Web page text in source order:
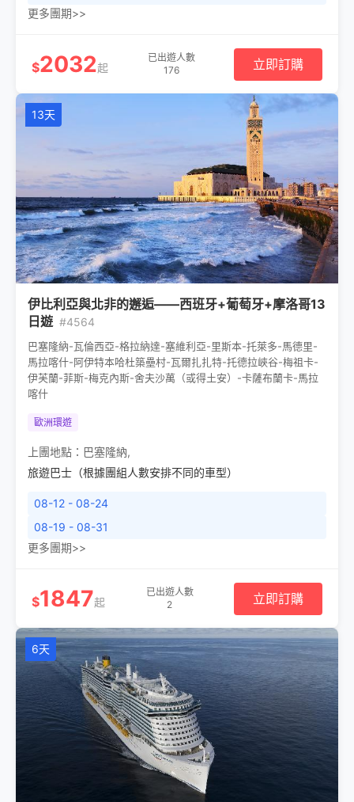
更多團期>>
$2032起
已出遊人數
176
立即訂購
13天
伊比利亞與北非的邂逅——西班牙+葡萄牙+摩洛哥13
日遊 #4564
巴塞隆納-瓦倫西亞-格拉納達-塞維利亞-里斯本-托萊多-馬德里-
馬拉喀什-阿伊特本哈杜築壘村-瓦爾扎扎特-托德拉峽谷-梅祖卡-
伊芙蘭-菲斯-梅克內斯-舍夫沙萬（或得土安）-卡薩布蘭卡-馬拉
喀什
歐洲環遊
上團地點： 巴塞隆納,
旅遊巴士（根據團組人數安排不同的車型）
08-12 - 08-24
08-19 - 08-31
更多團期>>
$1847起
已出遊人數
2
立即訂購
6天